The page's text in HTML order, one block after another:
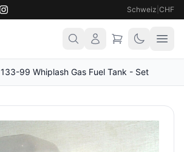
Schweiz CHF
133-99 Whiplash Gas Fuel Tank - Set